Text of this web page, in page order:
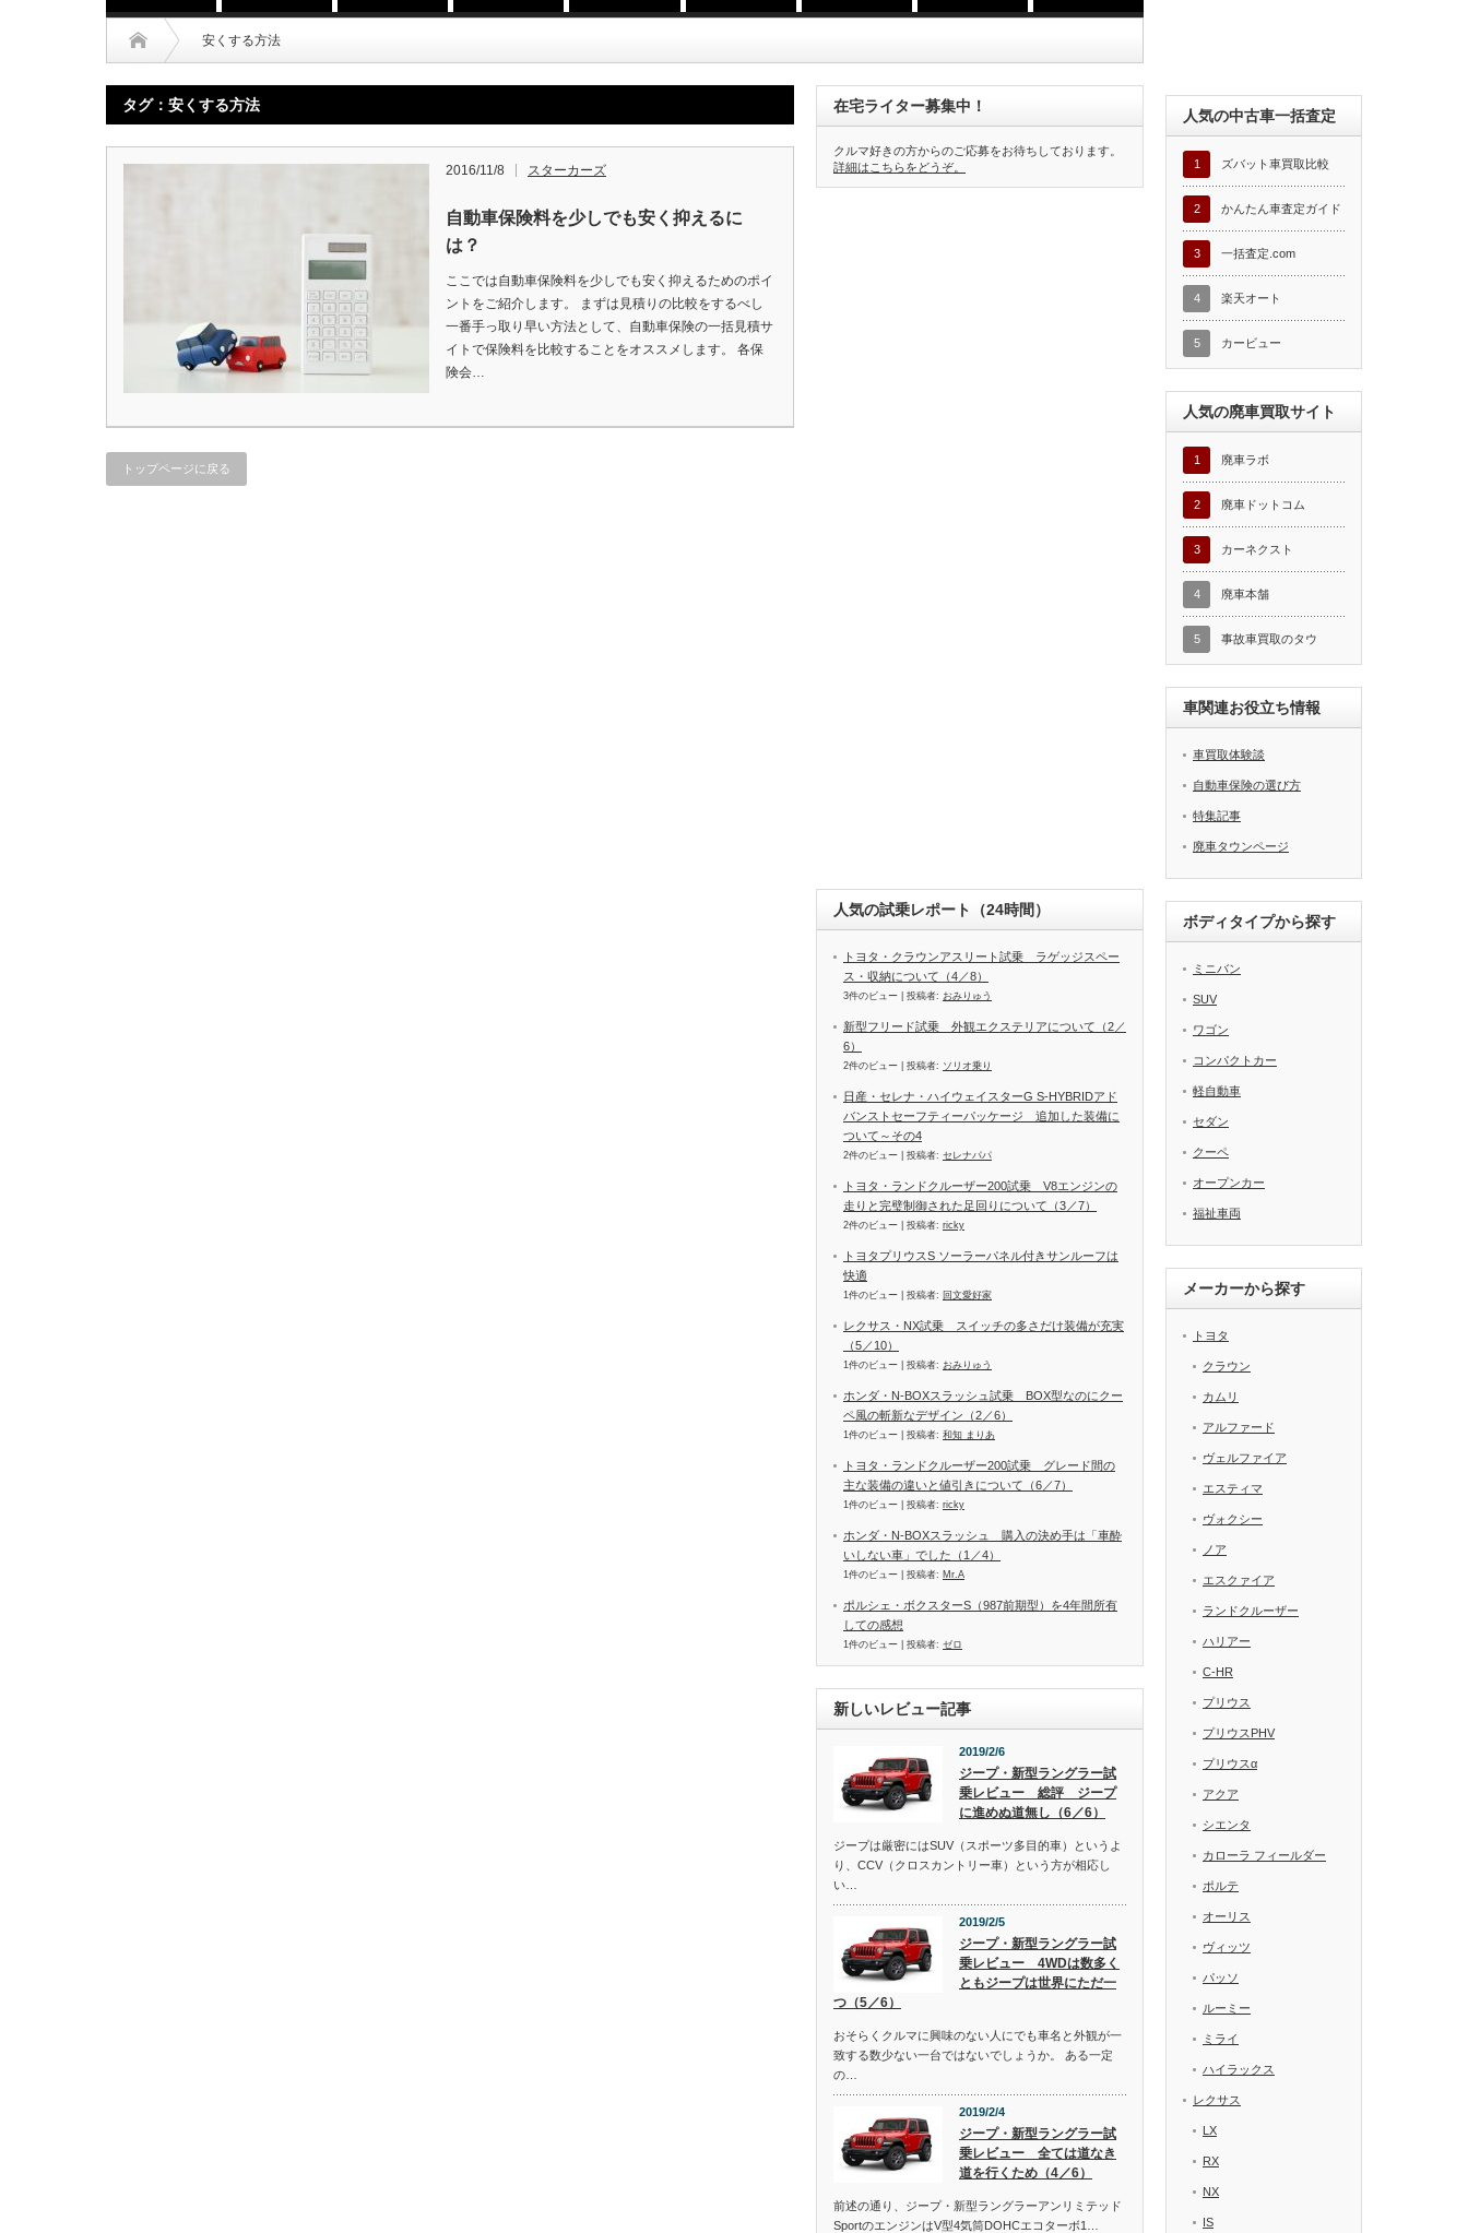
安くする方法
タグ：安くする方法
2016/11/8 スターカーズ
自動車保険料を少しでも安く抑えるに
は？
ここでは自動車保険料を少しでも安く抑えるためのポイ
ントをご紹介します。 まずは見積りの比較をするべし
一番手っ取り早い方法として、自動車保険の一括見積サ
イトで保険料を比較することをオススメします。 各保
険会…
トップページに戻る
在宅ライター募集中！
クルマ好きの方からのご応募をお待ちしております。
詳細はこちらをどうぞ。
人気の試乗レポート（24時間）
トヨタ・クラウンアスリート試乗 ラゲッジスペー
ス・収納について（4／8）
3件のビュー 投稿者: おみりゅう
新型フリード試乗 外観エクステリアについて（2／
6）
2件のビュー 投稿者: ソリオ乗り
日産・セレナ・ハイウェイスターG S-HYBRIDアド
バンストセーフティーパッケージ 追加した装備に
ついて～その4
2件のビュー 投稿者: セレナパパ
トヨタ・ランドクルーザー200試乗 V8エンジンの
走りと完璧制御された足回りについて（3／7）
2件のビュー 投稿者: ricky
トヨタプリウスS ソーラーパネル付きサンルーフは
快適
1件のビュー 投稿者: 回文愛好家
レクサス・NX試乗 スイッチの多さだけ装備が充実
（5／10）
1件のビュー 投稿者: おみりゅう
ホンダ・N-BOXスラッシュ試乗 BOX型なのにクー
ペ風の斬新なデザイン（2／6）
1件のビュー 投稿者: 和知 まりあ
トヨタ・ランドクルーザー200試乗 グレード間の
主な装備の違いと値引きについて（6／7）
1件のビュー 投稿者: ricky
ホンダ・N-BOXスラッシュ 購入の決め手は「車酔
いしない車」でした（1／4）
1件のビュー 投稿者: Mr.A
ポルシェ・ボクスターS（987前期型）を4年間所有
しての感想
1件のビュー 投稿者: ゼロ
新しいレビュー記事
2019/2/6
ジープ・新型ラングラー試
乗レビュー 総評 ジープ
に進めぬ道無し（6／6）
ジープは厳密にはSUV（スポーツ多目的車）というよ
り、CCV（クロスカントリー車）という方が相応し
い…
2019/2/5
ジープ・新型ラングラー試
乗レビュー 4WDは数多く
ともジープは世界にただ一
つ（5／6）
おそらくクルマに興味のない人にでも車名と外観が一
致する数少ない一台ではないでしょうか。 ある一定
の…
2019/2/4
ジープ・新型ラングラー試
乗レビュー 全ては道なき
道を行くため（4／6）
前述の通り、ジープ・新型ラングラーアンリミテッド
SportのエンジンはV型4気筒DOHCエコターボ1…
人気の中古車一括査定
1 ズバット車買取比較
2 かんたん車査定ガイド
3 一括査定.com
4 楽天オート
5 カービュー
人気の廃車買取サイト
1 廃車ラボ
2 廃車ドットコム
3 カーネクスト
4 廃車本舗
5 事故車買取のタウ
車関連お役立ち情報
車買取体験談
自動車保険の選び方
特集記事
廃車タウンページ
ボディタイプから探す
ミニバン
SUV
ワゴン
コンパクトカー
軽自動車
セダン
クーペ
オープンカー
福祉車両
メーカーから探す
トヨタ
クラウン
カムリ
アルファード
ヴェルファイア
エスティマ
ヴォクシー
ノア
エスクァイア
ランドクルーザー
ハリアー
C-HR
プリウス
プリウスPHV
プリウスα
アクア
シエンタ
カローラ フィールダー
ポルテ
オーリス
ヴィッツ
パッソ
ルーミー
ミライ
ハイラックス
レクサス
LX
RX
NX
IS